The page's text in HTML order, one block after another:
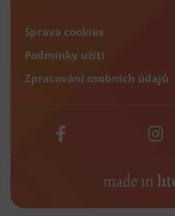
Správa cookies
Podmínky užití
Zpracování osobních údajů